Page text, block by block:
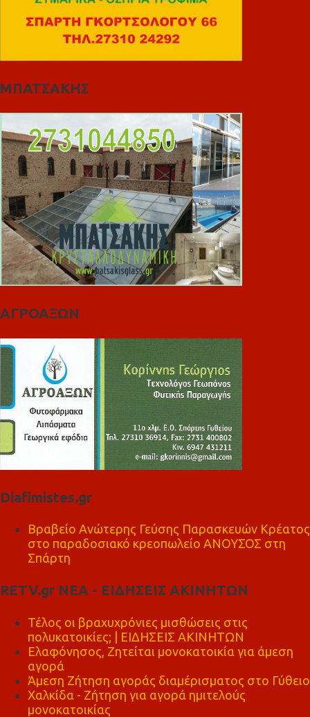
ΜΠΑΤΣΑΚΗΣ
ΑΓΡΟΑΞΩΝ
Diafimistes.gr
Βραβείο Ανώτερης Γεύσης Παρασκευών Κρέατος
στο παραδοσιακό κρεοπωλείο ΑΝΟΥΣΟΣ στη
Σπάρτη
RETV.gr ΝΕΑ - ΕΙΔΗΣΕΙΣ ΑΚΙΝΗΤΩΝ
Τέλος οι βραχυχρόνιες μισθώσεις στις
πολυκατοικίες; | ΕΙΔΗΣΕΙΣ ΑΚΙΝΗΤΩΝ
Ελαφόνησος, Ζητείται μονοκατοικία για άμεση
αγορά
Άμεση Ζήτηση αγοράς διαμέρισματος στο Γύθειο
Χαλκίδα - Ζήτηση για αγορά ημιτελούς
μονοκατοικίας